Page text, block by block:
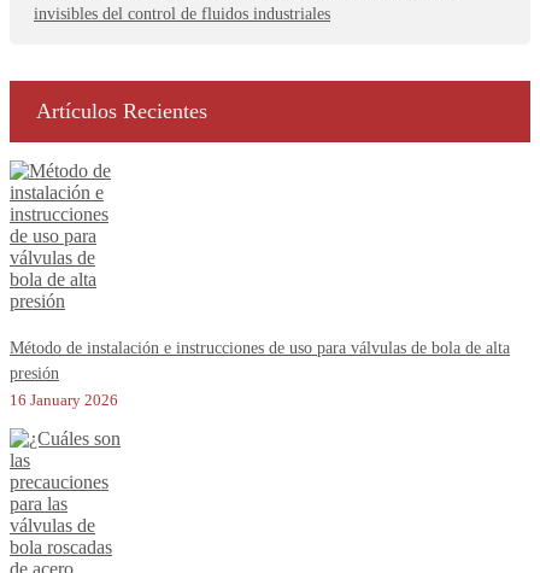
invisibles del control de fluidos industriales
Artículos Recientes
Método de instalación e instrucciones de uso para válvulas de bola de alta
presión
16 January 2026